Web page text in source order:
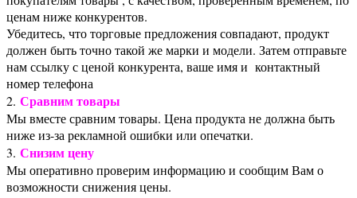
ценам ниже конкурентов.
Убедитесь, что торговые предложения совпадают, продукт
должен быть точно такой же марки и модели. Затем отправьте
нам ссылку с ценой конкурента, ваше имя и контактный
номер телефона
2. Сравним товары
Мы вместе сравним товары. Цена продукта не должна быть
ниже из-за рекламной ошибки или опечатки.
3. Снизим цену
Мы оперативно проверим информацию и сообщим Вам о
возможности снижения цены.